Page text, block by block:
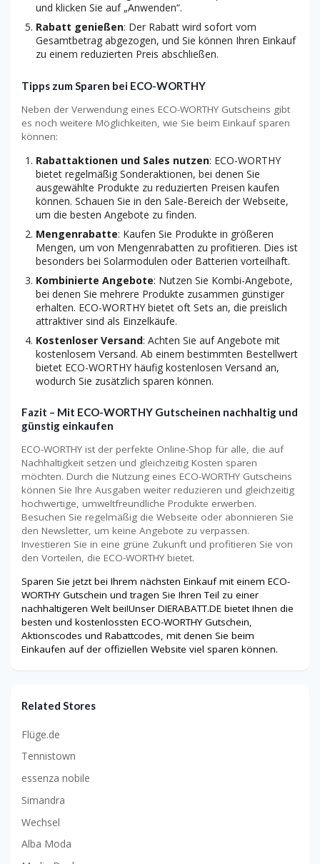
und klicken Sie auf „Anwenden“.
Rabatt genießen: Der Rabatt wird sofort vom
Gesamtbetrag abgezogen, und Sie können Ihren Einkauf
zu einem reduzierten Preis abschließen.
Tipps zum Sparen bei ECO-WORTHY
Neben der Verwendung eines ECO-WORTHY Gutscheins gibt
es noch weitere Möglichkeiten, wie Sie beim Einkauf sparen
können:
Rabattaktionen und Sales nutzen: ECO-WORTHY
bietet regelmäßig Sonderaktionen, bei denen Sie
ausgewählte Produkte zu reduzierten Preisen kaufen
können. Schauen Sie in den Sale-Bereich der Webseite,
um die besten Angebote zu finden.
Mengenrabatte: Kaufen Sie Produkte in größeren
Mengen, um von Mengenrabatten zu profitieren. Dies ist
besonders bei Solarmodulen oder Batterien vorteilhaft.
Kombinierte Angebote: Nutzen Sie Kombi-Angebote,
bei denen Sie mehrere Produkte zusammen günstiger
erhalten. ECO-WORTHY bietet oft Sets an, die preislich
attraktiver sind als Einzelkäufe.
Kostenloser Versand: Achten Sie auf Angebote mit
kostenlosem Versand. Ab einem bestimmten Bestellwert
bietet ECO-WORTHY häufig kostenlosen Versand an,
wodurch Sie zusätzlich sparen können.
Fazit – Mit ECO-WORTHY Gutscheinen nachhaltig und
günstig einkaufen
ECO-WORTHY ist der perfekte Online-Shop für alle, die auf
Nachhaltigkeit setzen und gleichzeitig Kosten sparen
möchten. Durch die Nutzung eines ECO-WORTHY Gutscheins
können Sie Ihre Ausgaben weiter reduzieren und gleichzeitig
hochwertige, umweltfreundliche Produkte erwerben.
Besuchen Sie regelmäßig die Webseite oder abonnieren Sie
den Newsletter, um keine Angebote zu verpassen.
Investieren Sie in eine grüne Zukunft und profitieren Sie von
den Vorteilen, die ECO-WORTHY bietet.
Sparen Sie jetzt bei Ihrem nächsten Einkauf mit einem ECO-
WORTHY Gutschein und tragen Sie Ihren Teil zu einer
nachhaltigeren Welt bei!Unser DIERABATT.DE bietet Ihnen die
besten und kostenlossten ECO-WORTHY Gutschein,
Aktionscodes und Rabattcodes, mit denen Sie beim
Einkaufen auf der offiziellen Website viel sparen können.
Related Stores
Flüge.de
Tennistown
essenza nobile
Simandra
Wechsel
Alba Moda